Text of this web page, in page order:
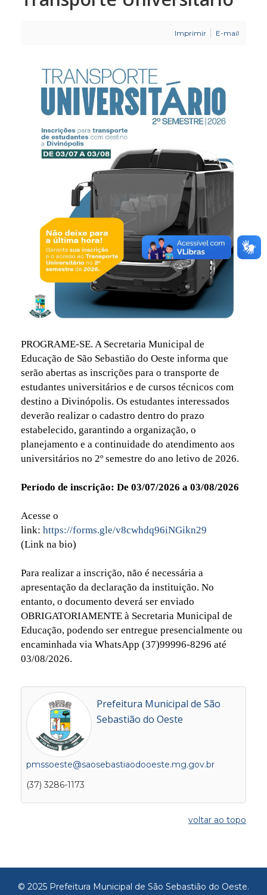
Imprimir E-mail
PROGRAME-SE. A Secretaria Municipal de
Educação de São Sebastião do Oeste informa que
serão abertas as inscrições para o transporte de
estudantes universitários e de cursos técnicos com
destino a Divinópolis. Os estudantes interessados
deverão realizar o cadastro dentro do prazo
estabelecido, garantindo a organização, o
planejamento e a continuidade do atendimento aos
universitários no 2º semestre do ano letivo de 2026.
Período de inscrição: De 03/07/2026 a 03/08/2026
Acesse o
link: https://forms.gle/v8cwhdq96iNGikn29
(Link na bio)
Para realizar a inscrição, não é necessária a
apresentação da declaração da instituição. No
entanto, o documento deverá ser enviado
OBRIGATORIAMENTE à Secretaria Municipal de
Educação, podendo ser entregue presencialmente ou
encaminhada via WhatsApp (37)99996-8296 até
03/08/2026.
Prefeitura Municipal de São
Sebastião do Oeste
pmssoeste@saosebastiaodooeste.mg.gov.br
(37) 3286-1173
voltar ao topo
© 2025 Prefeitura Municipal de São Sebastião do Oeste.